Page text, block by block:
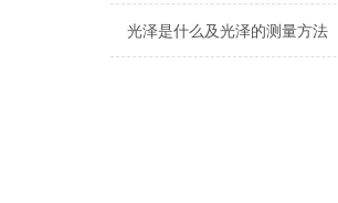
光泽是什么及光泽的测量方法